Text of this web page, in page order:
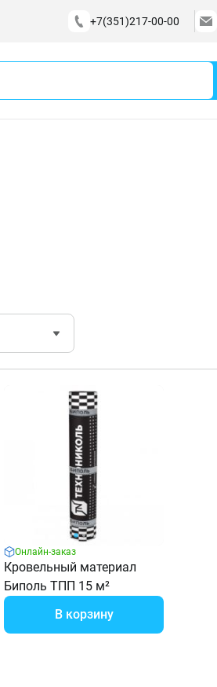
+7(351)217-00-00
Онлайн-заказ
Кровельный материал
Биполь ТПП 15 м²
В корзину